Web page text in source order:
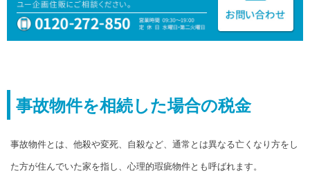
事故物件を相続した場合の税金
事故物件とは、他殺や変死、自殺など、通常とは異なる亡くなり方をし
た方が住んでいた家を指し、心理的瑕疵物件とも呼ばれます。